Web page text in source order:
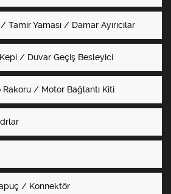
Tamir Yaması / Damar Ayırıcılar
Kepi / Duvar Geçiş Besleyici
Rakoru / Motor Bağlantı Kiti
/ Konnektör